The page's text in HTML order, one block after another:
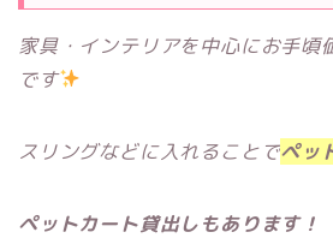
家具・インテリアを中心にお手頃
です
スリングなどに入れることでペッ
ペットカート貸出しもあります！